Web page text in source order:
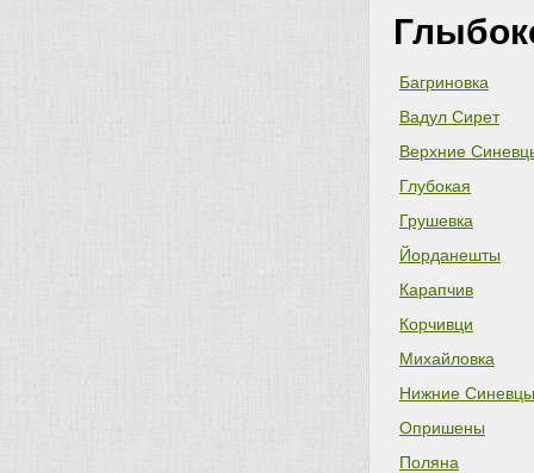
Багриновка
Вадул Сирет
Верхние
Глубокая
Грушевка
Йорданешты
Карапчив
Корчивци
Михайловка
Нижние Синевцы
Опришены
Поляна